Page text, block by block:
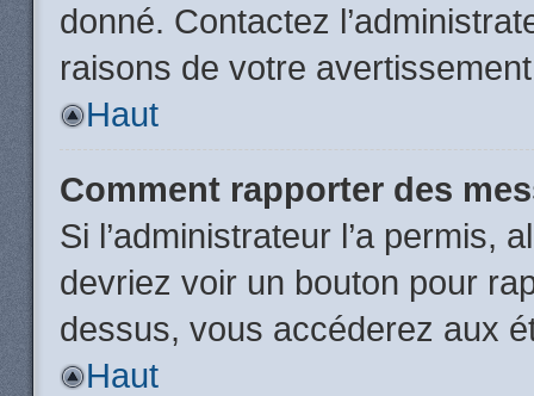
donné. Contactez
raisons de votre
Haut
Comment rapporter des
Si l’administrateur l’a permis,
devriez voir un bouton pour
dessus, vous accéderez aux
Haut